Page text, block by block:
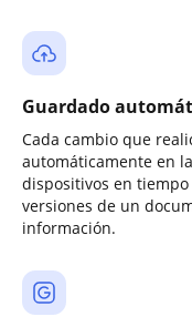
Guardado
Cada cambio que
automáticamente en
dispositivos en
versiones de un
información.